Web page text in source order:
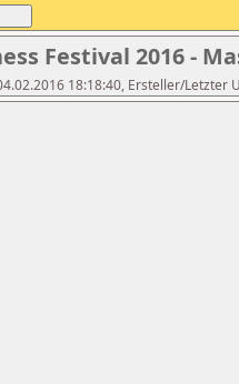
Festival 2016 -
18:18:40, Ersteller/Letzter